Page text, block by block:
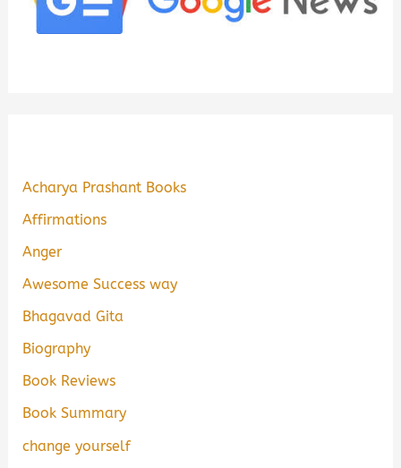
Acharya Prashant Books
Affirmations
Anger
Awesome Success way
Bhagavad Gita
Biography
Book Reviews
Book Summary
change yourself